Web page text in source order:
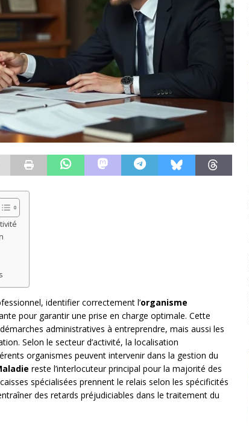
identifier correctement l’organisme
pour garantir une prise en charge optimale. Cette
administratives à entreprendre, mais aussi les
Selon le secteur d’activité, la localisation
organismes peuvent intervenir dans la gestion du
reste l’interlocuteur principal pour la majorité des
spécialisées prennent le relais selon les spécificités
des retards préjudiciables dans le traitement du